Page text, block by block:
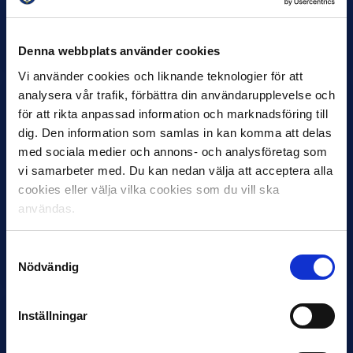
Denna webbplats använder cookies
Vi använder cookies och liknande teknologier för att
analysera vår trafik, förbättra din användarupplevelse och
för att rikta anpassad information och marknadsföring till
dig. Den information som samlas in kan komma att delas
med sociala medier och annons- och analysföretag som
vi samarbeter med. Du kan nedan välja att acceptera alla
cookies eller välja vilka cookies som du vill ska
användas.
Nödvändig
Inställningar
Helstrup ny tränare i Malmö FF
12 JUNI
Favorit i repris för Sirius i maj